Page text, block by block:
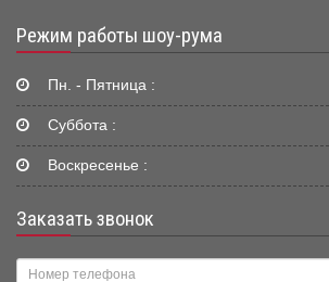
Режим работы шоу-рума
Пн. - Пятница :
Суббота :
Воскресенье :
Заказать звонок